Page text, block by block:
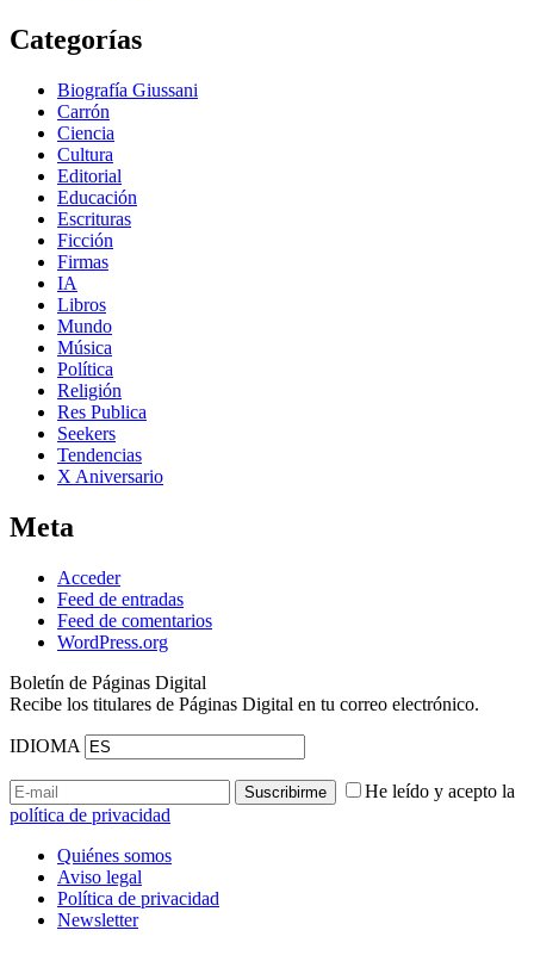
Categorías
Biografía Giussani
Carrón
Ciencia
Cultura
Editorial
Educación
Escrituras
Ficción
Firmas
IA
Libros
Mundo
Música
Política
Religión
Res Publica
Seekers
Tendencias
X Aniversario
Meta
Acceder
Feed de entradas
Feed de comentarios
WordPress.org
Boletín de Páginas Digital
Recibe los titulares de Páginas Digital en tu correo electrónico.
IDIOMA
He leído y acepto la
política de privacidad
Quiénes somos
Aviso legal
Política de privacidad
Newsletter